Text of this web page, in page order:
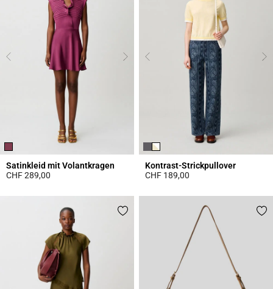
Satinkleid mit Volantkragen
CHF 289,00
Kontrast-Strickpullover
CHF 189,00